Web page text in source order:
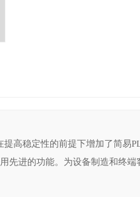
符
据高稳定性的前提下增加了简易
进的功能。为设备制造和终端